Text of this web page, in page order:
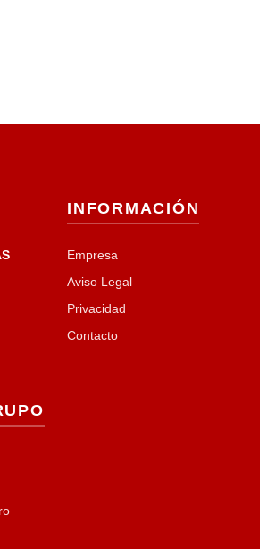
INFORMACIÓN
Empresa
Aviso Legal
Privacidad
Contacto